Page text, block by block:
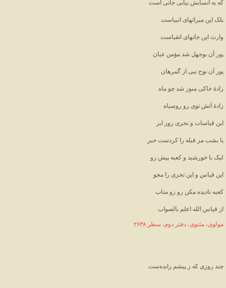
که به انسابش بیابی جانی است
بلک این میراثهای انبیاست
وارث این جانهای اتقیاست
پور آن بوجهل شد مؤمن عیان
پور آن نوح نبی از گمرهان
زادهٔ خاکی منور شد چو ماه
زادهٔ آتش توی رو روسیاه
این قیاسات و تحری روز ابر
یا بشب مر قبله را کردست حبر
لیک با خورشید و کعبه پیش رو
این قیاس و این تحری را مجو
کعبه نادیده مکن رو زو متاب
از قیاس الله اعلم بالصواب
مولوی، مثنوی، دفتر دوم، سطر ۲۶۳۸
چند روزی که ز پیشم رانده‌ست